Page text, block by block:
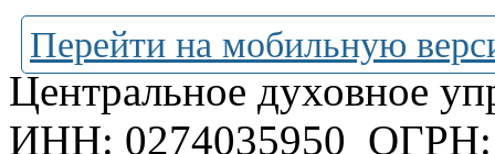
Перейти на мобильную
Центральное духовное
ИНН: 0274035950 ОГРН: